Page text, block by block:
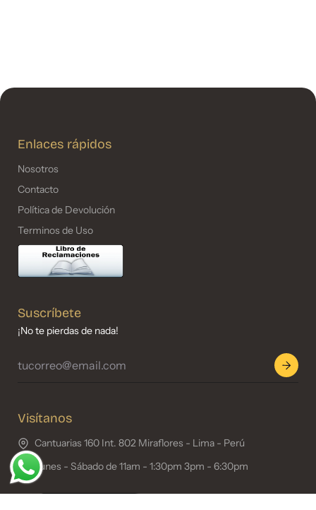
Enlaces rápidos
Nosotros
Contacto
Política de Devolución
Terminos de Uso
Suscríbete
¡No te pierdas de nada!
Visítanos
Cantuarias 160 Int. 802 Miraflores - Lima - Perú
Lunes - Sábado‎ de 11am - 1:30pm 3pm - 6:30pm